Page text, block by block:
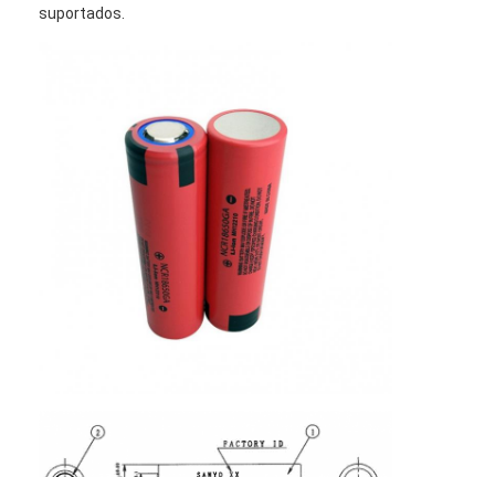
suportados.